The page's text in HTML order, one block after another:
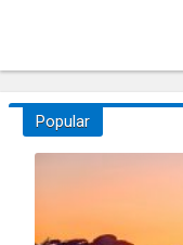
Popular